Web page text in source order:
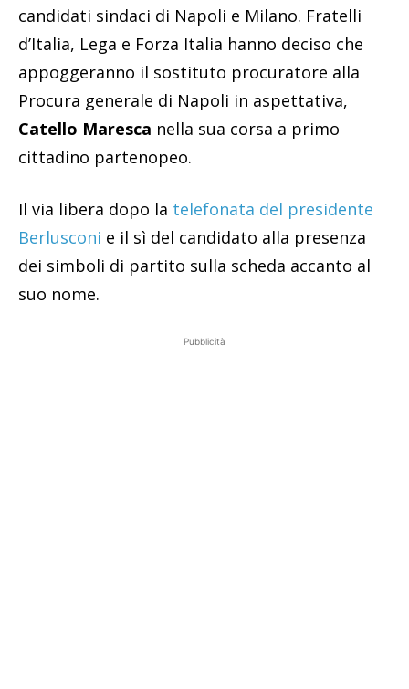
candidati sindaci di Napoli e Milano. Fratelli
d’Italia, Lega e Forza Italia hanno deciso che
appoggeranno il sostituto procuratore alla
Procura generale di Napoli in aspettativa,
Catello Maresca nella sua corsa a primo
cittadino partenopeo.
Il via libera dopo la telefonata del presidente
Berlusconi e il sì del candidato alla presenza
dei simboli di partito sulla scheda accanto al
suo nome.
Pubblicità